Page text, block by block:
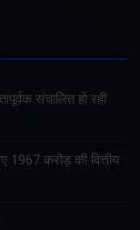
संचालित हो रही
1967 करोड़ की वित्तीय